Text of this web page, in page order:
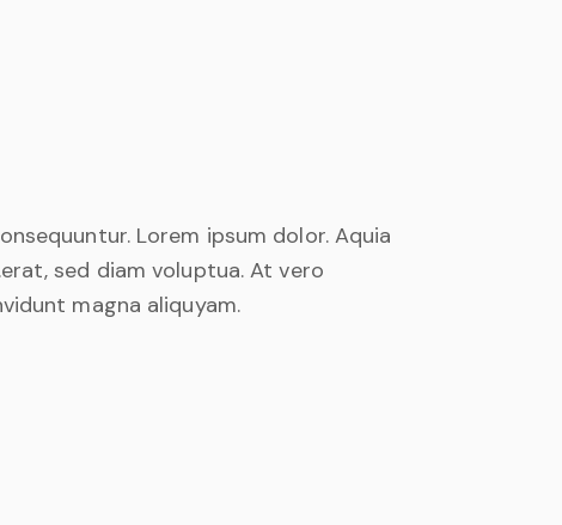
Lorem ipsum dolor. Aquia
sed diam voluptua. At vero
magna aliquyam.